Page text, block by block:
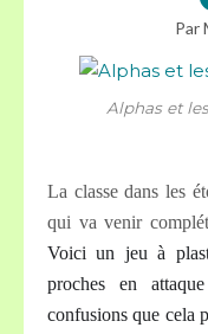
Par
Alphas et
La classe dans les
qui va venir
Voici un jeu à
proches en
confusions que cela